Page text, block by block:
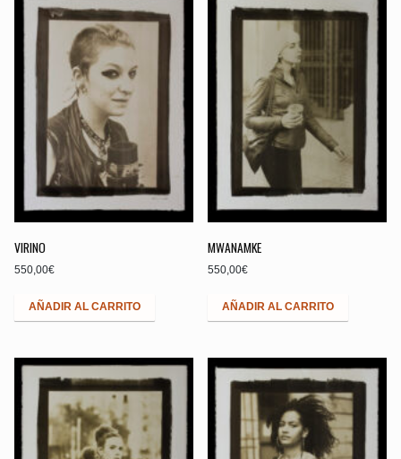
VIRINO
550,00€
AÑADIR AL CARRITO
MWANAMKE
550,00€
AÑADIR AL CARRITO